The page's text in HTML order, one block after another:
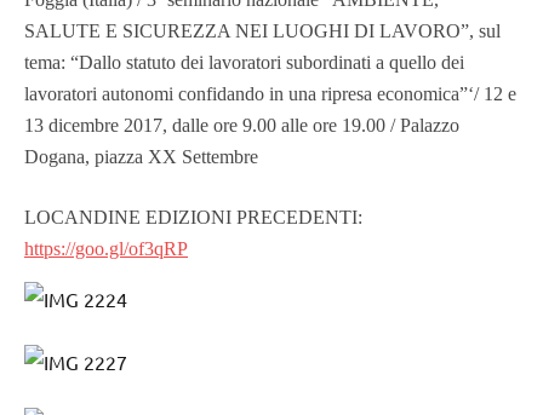
SALUTE E SICUREZZA NEI LUOGHI DI LAVORO”, sul
tema: “Dallo statuto dei lavoratori subordinati a quello dei
lavoratori autonomi confidando in una ripresa economica”‘/ 12 e
13 dicembre 2017, dalle ore 9.00 alle ore 19.00 / Palazzo
Dogana, piazza XX Settembre
LOCANDINE EDIZIONI PRECEDENTI:
https://goo.gl/of3qRP